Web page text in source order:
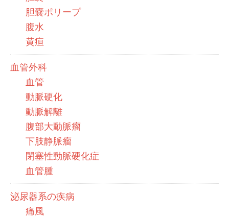
胆嚢ポリープ
腹水
黄疸
血管外科
血管
動脈硬化
動脈解離
腹部大動脈瘤
下肢静脈瘤
閉塞性動脈硬化症
血管腫
泌尿器系の疾病
痛風